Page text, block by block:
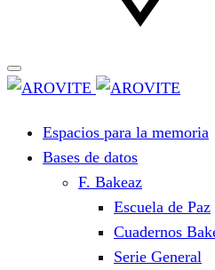
Espacios para la memoria
Bases de datos
F. Bakeaz
Escuela de Paz
Cuadernos
Serie General